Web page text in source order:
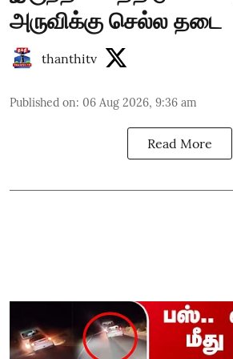
அருவிக்கு செல்ல தடை
thanthitv
Published on: 06 Aug 2026, 9:36 am
Read More